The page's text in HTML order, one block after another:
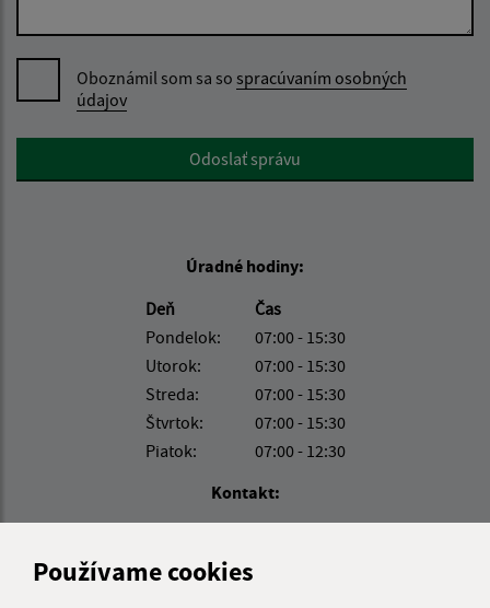
Používame cookies
Oboznámil som sa so spracúvaním osobných
údajov
Google reCaptcha ResponseOdoslať správu
Úradné hodiny:
Deň
Čas
Pondelok:
07:00 - 15:30
Utorok:
07:00 - 15:30
Streda:
07:00 - 15:30
Štvrtok:
07:00 - 15:30
Piatok:
07:00 - 12:30
Kontakt:
Radvanovce 5
094 31 Hanušovce nad Topľou